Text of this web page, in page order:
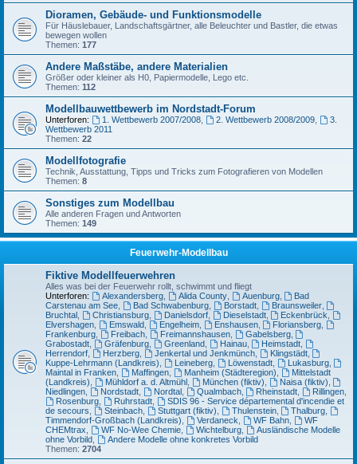
Dioramen, Gebäude- und Funktionsmodelle
Für Häuslebauer, Landschaftsgärtner, alle Beleuchter und Bastler, die etwas
bewegen wollen
Themen: 177
Andere Maßstäbe, andere Materialien
Größer oder kleiner als H0, Papiermodelle, Lego etc.
Themen: 112
Modellbauwettbewerb im Nordstadt-Forum
Unterforen: 1. Wettbewerb 2007/2008, 2. Wettbewerb 2008/2009,
3.
Wettbewerb 2011
Themen: 22
Modellfotografie
Technik, Ausstattung, Tipps und Tricks zum Fotografieren von Modellen
Themen: 8
Sonstiges zum Modellbau
Alle anderen Fragen und Antworten
Themen: 149
Feuerwehr-Modellbau
Fiktive Modellfeuerwehren
Alles was bei der Feuerwehr rollt, schwimmt und fliegt
Unterforen:
Alexandersberg, Alida County, Auenburg,
Bad
Carstenau am See
Bad Schwabenburg, Borstadt, Braunsweiler,
Bruchtal
Christiansburg, Danielsdorf, Dieselstadt, Eckenbrück
Elvershagen
Emswald, Engelheim, Enshausen, Floriansberg
Frankenburg
Freibach, Freimannshausen, Gabelsberg,
Grabostadt
Gräfenburg, Greenland, Hainau, Heimstadt
Herrendorf
Herzberg, Jenkertal und Jenkmünch, Klingstädt,
Kuppe-Lehrmann (Landkreis)
Leineberg, Löwenstadt, Lukasburg,
Maintal in Franken
Maffingen, Manheim (Städteregion)
Mittelstadt
(Landkreis)
Mühldorf a. d. Altmühl, München (fiktiv) Naisa (fiktiv)
Niedlingen
Nordstadt, Nordtal, Qualmbach, Rheinstadt Rillingen
Rosenburg, Ruhrstadt,
SDIS 96 - Service départemental d'incendie et
de secours
Steinbach, Stuttgart (fiktiv) Thulenstein, Thalburg
Timmendorf-Großbach (Landkreis)
Verdaneck WF Bahn,
WF
CHEMtrax
WF No-Wee Chemie, Wichtelburg,
Ausländische Modelle
ohne Vorbild
Andere Modelle ohne konkretes Vorbild
Themen: 2704